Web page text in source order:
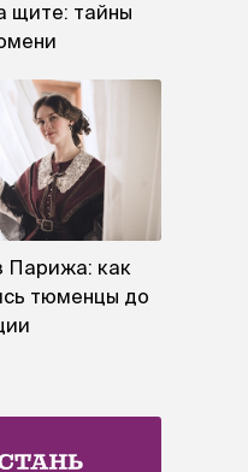
щите: тайны
Парижа: как
тюменцы до